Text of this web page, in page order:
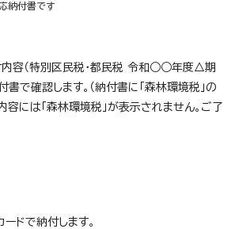
納付書です
容（特別区民税・都民税 令和○○年度△期
で確認します。（納付書に「森林環境税」の
容には「森林環境税」が表示されません。ご了
ドで納付します。